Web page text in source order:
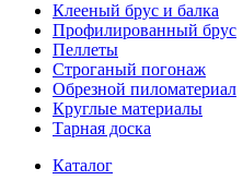
Клееный брус и балка
Профилированный брус
Пеллеты
Строганый погонаж
Обрезной пиломатериал
Круглые материалы
Тарная доска
Каталог